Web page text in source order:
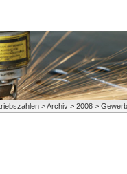
> Archiv > 2008 >